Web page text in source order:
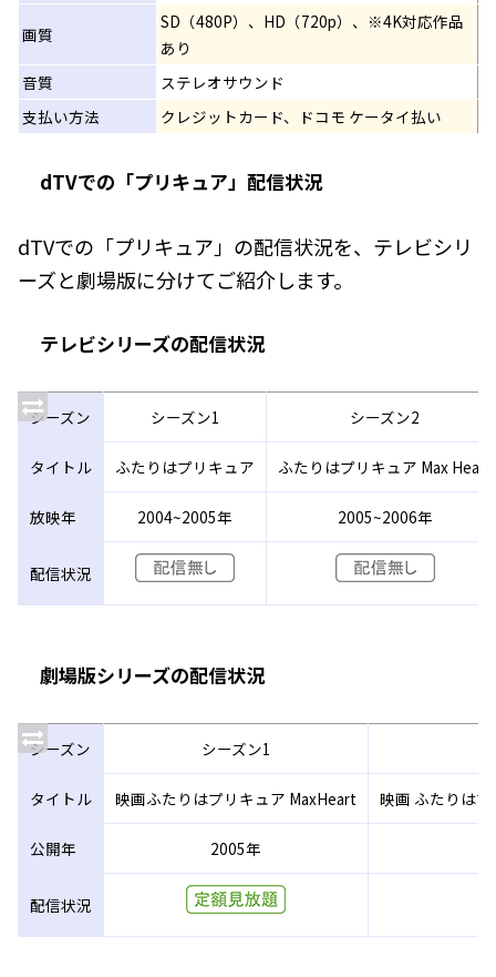
画質
SD（480P）、HD（720p）、※4K対応作品
あり
音質
ステレオサウンド
支払い方法
クレジットカード、ドコモ ケータイ払い
dTVでの「プリキュア」配信状況
dTVでの「プリキュア」の配信状況を、テレビシリ
ーズと劇場版に分けてご紹介します。
テレビシリーズの配信状況
シーズン シーズン1 シーズン2
タイトル ふたりはプリキュア ふたりはプリキュア Max Heart
放映年 2004~2005年 2005~2006年
配信状況
劇場版シリーズの配信状況
シーズン シーズン1
タイトル 映画ふたりはプリキュア MaxHeart 映画 ふたりは
公開年 2005年
配信状況